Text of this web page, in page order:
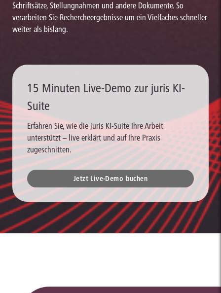
Schriftsätze, Stellungnahmen und andere Dokumente. So
verarbeiten Sie Rechercheergebnisse um ein Vielfaches schneller
weiter als bislang.
15 Minuten Live-Demo zur juris KI-
Suite
Erfahren Sie, wie die juris KI-Suite Ihre Arbeit
unterstützt – live erklärt und auf Ihre Praxis
zugeschnitten.
Jetzt Live-Demo buchen